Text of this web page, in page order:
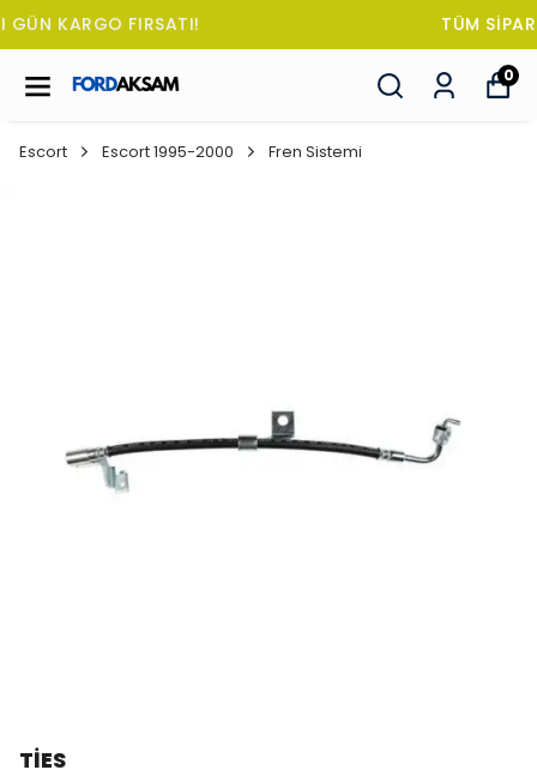
TÜM SİPARİŞLERDE OTO KOKUSU HEDİYE!
0
Escort Escort 1995-2000 Fren Sistemi
TİES